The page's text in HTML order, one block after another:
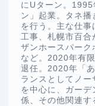
にUターン。
ン」起業。タネ
を行う。主な仕事
工事、札幌市百合
ザンホースパーク
など。2020年有
退任。2020年「
ランスとしてノ
を中心に、ガーデ
係、その他関連す